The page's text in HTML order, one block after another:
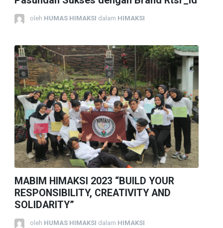
oleh HUMAS HIMAKSI dalam HIMAKSI
MABIM HIMAKSI 2023 “BUILD YOUR
RESPONSIBILITY, CREATIVITY AND
SOLIDARITY”
oleh HUMAS HIMAKSI dalam HIMAKSI